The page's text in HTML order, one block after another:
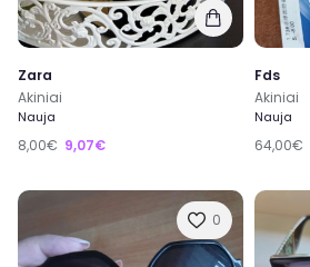
Zara
Akiniai
Nauja
8,00€ 9,07€
Fds
Akiniai
Nauja
64,00€
0